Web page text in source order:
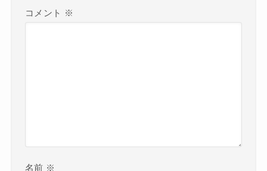
コメント ※
名前 ※